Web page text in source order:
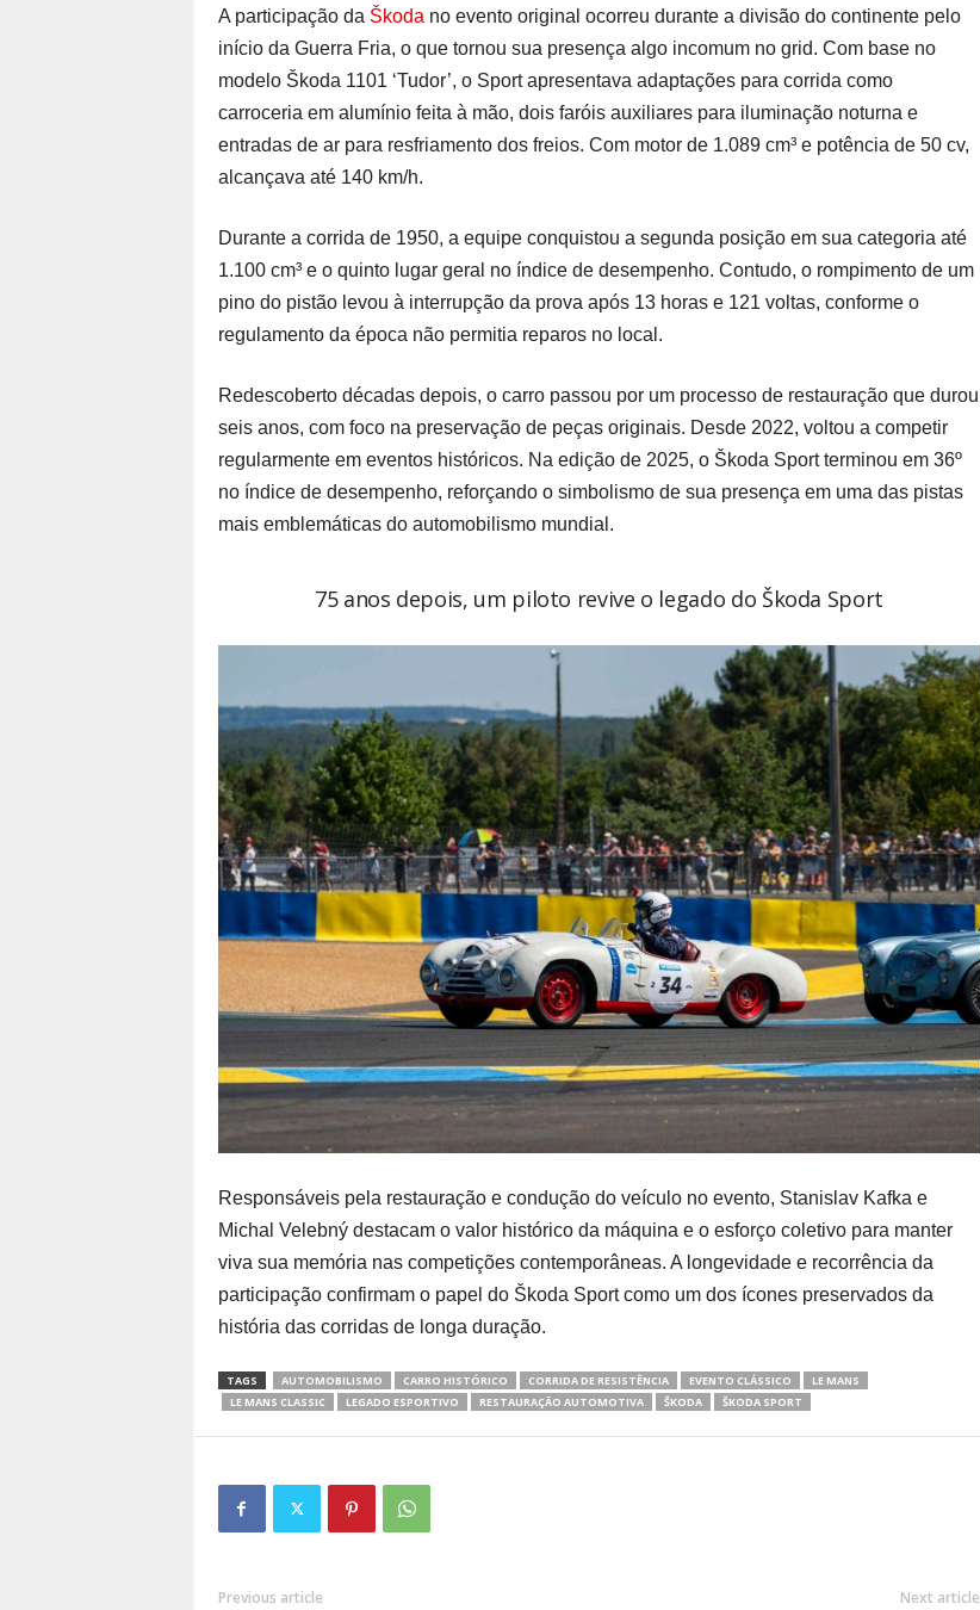
A participação da Škoda no evento original ocorreu durante a divisão do continente pelo
início da Guerra Fria, o que tornou sua presença algo incomum no grid. Com base no
modelo Škoda 1101 ‘Tudor’, o Sport apresentava adaptações para corrida como
carroceria em alumínio feita à mão, dois faróis auxiliares para iluminação noturna e
entradas de ar para resfriamento dos freios. Com motor de 1.089 cm³ e potência de 50 cv,
alcançava até 140 km/h.
Durante a corrida de 1950, a equipe conquistou a segunda posição em sua categoria até
1.100 cm³ e o quinto lugar geral no índice de desempenho. Contudo, o rompimento de um
pino do pistão levou à interrupção da prova após 13 horas e 121 voltas, conforme o
regulamento da época não permitia reparos no local.
Redescoberto décadas depois, o carro passou por um processo de restauração que durou
seis anos, com foco na preservação de peças originais. Desde 2022, voltou a competir
regularmente em eventos históricos. Na edição de 2025, o Škoda Sport terminou em 36º
no índice de desempenho, reforçando o simbolismo de sua presença em uma das pistas
mais emblemáticas do automobilismo mundial.
75 anos depois, um piloto revive o legado do Škoda Sport
Responsáveis pela restauração e condução do veículo no evento, Stanislav Kafka e
Michal Velebný destacam o valor histórico da máquina e o esforço coletivo para manter
viva sua memória nas competições contemporâneas. A longevidade e recorrência da
participação confirmam o papel do Škoda Sport como um dos ícones preservados da
história das corridas de longa duração.
TAGS AUTOMOBILISMO CARRO HISTÓRICO CORRIDA DE RESISTÊNCIA EVENTO CLÁSSICO
LE MANS
LE MANS CLASSIC
LEGADO ESPORTIVO RESTAURAÇÃO AUTOMOTIVA ŠKODA ŠKODA SPORT
Previous article Next article